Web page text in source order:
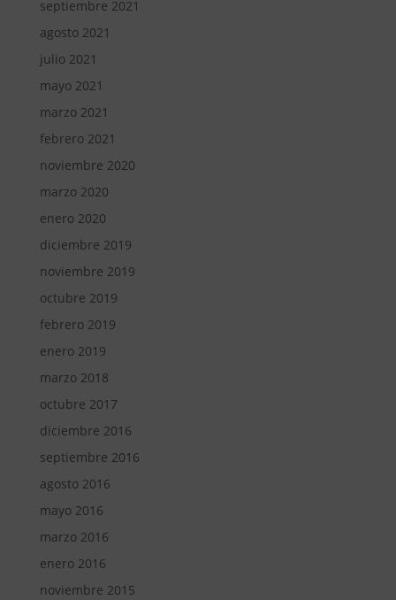
septiembre 2021
agosto 2021
julio 2021
mayo 2021
marzo 2021
febrero 2021
noviembre 2020
marzo 2020
enero 2020
diciembre 2019
noviembre 2019
octubre 2019
febrero 2019
enero 2019
marzo 2018
octubre 2017
diciembre 2016
septiembre 2016
agosto 2016
mayo 2016
marzo 2016
enero 2016
noviembre 2015